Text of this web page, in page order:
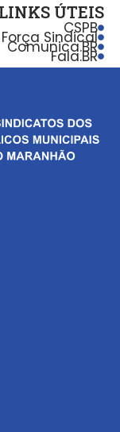
LINKS ÚTEIS
CSPB
Força Sindical
Comunica.BR
Fala.BR